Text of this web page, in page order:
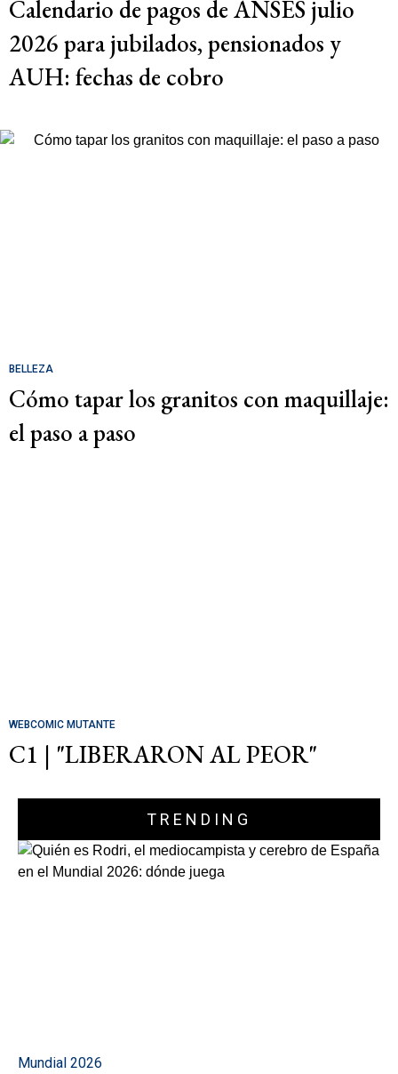
Calendario de pagos de ANSES julio
2026 para jubilados, pensionados y
AUH: fechas de cobro
BELLEZA
Cómo tapar los granitos con maquillaje:
el paso a paso
WEBCOMIC MUTANTE
C1 | "LIBERARON AL PEOR"
TRENDING
Mundial 2026